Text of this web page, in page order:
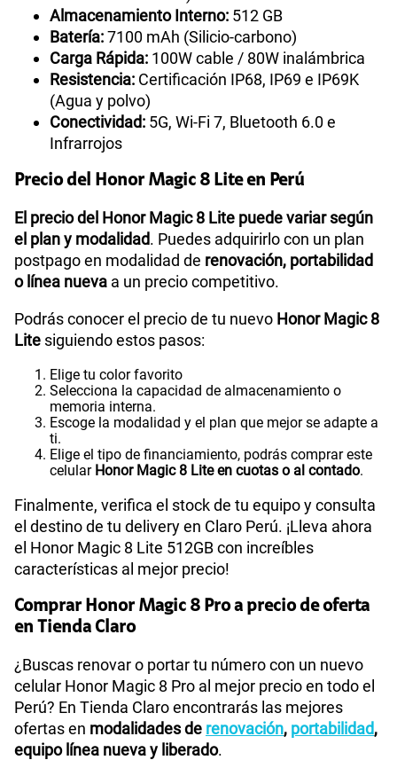
Almacenamiento Interno: 512 GB
Batería:7100 mAh (Silicio-carbono)
Carga Rápida: 100W cable / 80W inalámbrica
Resistencia: Certificación IP68, IP69 e IP69K
(Agua y polvo)
Conectividad: 5G, Wi-Fi 7, Bluetooth 6.0 e
Infrarrojos
Precio del Honor Magic 8 Lite en Perú
El precio del Honor Magic 8 Lite puede variar según
el plan y modalidad. Puedes adquirirlo con un plan
postpago en modalidad de renovación, portabilidad
o línea nueva a un precio competitivo.
Podrás conocer el precio de tu nuevo Honor Magic 8
Lite siguiendo estos pasos:
Elige tu color favorito
Selecciona la capacidad de almacenamiento o
memoria interna.
Escoge la modalidad y el plan que mejor se adapte a
ti.
Elige el tipo de financiamiento, podrás comprar este
celular Honor Magic 8 Lite en cuotas o al contado.
Finalmente, verifica el stock de tu equipo y consulta
el destino de tu delivery en Claro Perú. ¡Lleva ahora
el Honor Magic 8 Lite 512GB con increíbles
características al mejor precio!
Comprar Honor Magic 8 Pro a precio de oferta
en Tienda Claro
¿Buscas renovar o portar tu número con un nuevo
celular Honor Magic 8 Pro al mejor precio en todo el
Perú? En Tienda Claro encontrarás las mejores
ofertas en modalidades de renovación, portabilidad,
equipo línea nueva y liberado.